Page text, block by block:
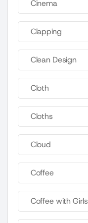
Cinema
Clapping
Clean Design
Cloth
Cloths
Cloud
Coffee
Coffee with Girls